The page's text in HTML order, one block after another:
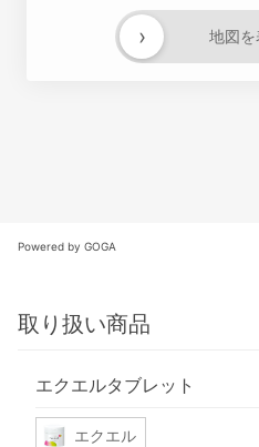
地図
›
Powered by GOGA
取り扱い商品
エクエルタブレット
エクエル